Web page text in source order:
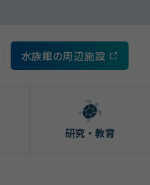
水族館の周辺施設
研究・教育